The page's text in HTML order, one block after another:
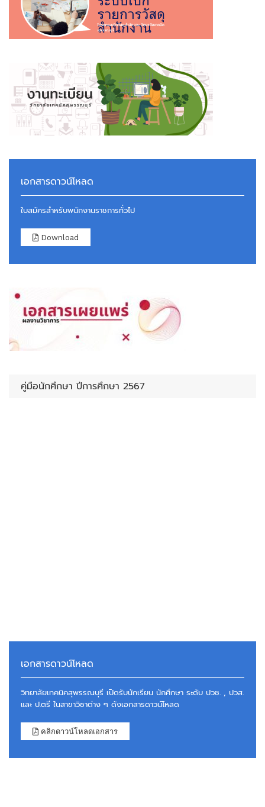
เอกสารดาวน์โหลด
ใบสมัครสำหรับพนักงานราชการทั่วไป
Download
คู่มือนักศึกษา ปีการศึกษา 2567
เอกสารดาวน์โหลด
วิทยาลัยเทคนิคสุพรรณบุรี เปิดรับนักเรียน นักศึกษา ระดับ ปวช. , ปวส.
และ ป.ตรี ในสาขาวิชาต่าง ๆ ดังเอกสารดาวน์โหลด
คลิกดาวน์โหลดเอกสาร